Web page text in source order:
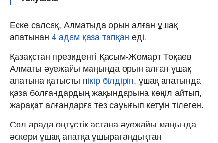
Еске салсақ, Алматыда орын алған ұшақ
апатынан 4 адам қаза тапқан еді.
Қазақстан президенті Қасым-Жомарт Тоқаев
Алматы әуежайы маңында орын алған ұшақ
апатына қатысты пікір білдіріп, ұшақ апатында
қаза болғандардың жақындарына көңіл айтып,
жарақат алғандарға тез сауығып кетуін тілеген.
Сол арада оңтүстік астана әуежайы маңында
әскери ұшақ апатқа ұшырағандықтан